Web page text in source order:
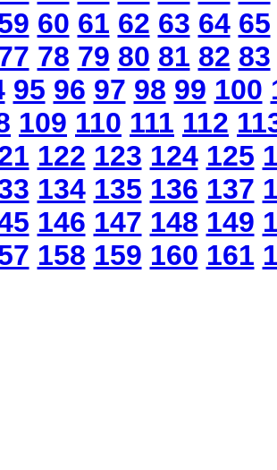
60 61 62 63 64 65
78 79 80 81 82 83
95 96 97 98 99 100
109 110 111 112
122 123 124 125
134 135 136 137
146 147 148 149
158 159 160 161